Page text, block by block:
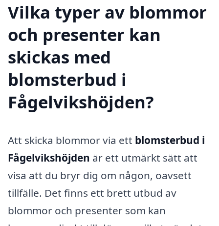
Vilka typer av blommor
och presenter kan
skickas med
blomsterbud i
Fågelvikshöjden?
Att skicka blommor via ett blomsterbud i
Fågelvikshöjden är ett utmärkt sätt att
visa att du bryr dig om någon, oavsett
tillfälle. Det finns ett brett utbud av
blommor och presenter som kan